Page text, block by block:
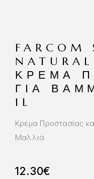
FARCOM
ΚΡΈΜΑ
ΓΙΑ
1L
Κρέμα Προστασίας
Μαλλιά
12.30€